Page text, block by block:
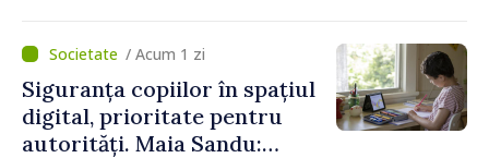
de vârf a concediilor
/ Acum 1 zi
Siguranța copiilor în spațiul
digital, prioritate pentru
autorități. Maia Sandu: